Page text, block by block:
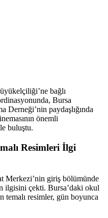
bağlı
Bursa
Derneği’nin paydaşlığında
önemli
buluştu.
Resimleri İlgi
Merkezi’nin giriş bölümünde
ilgisini çekti. Bursa’daki okul
temalı resimler, gün boyunca